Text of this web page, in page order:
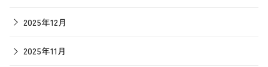
2025年12月
2025年11月